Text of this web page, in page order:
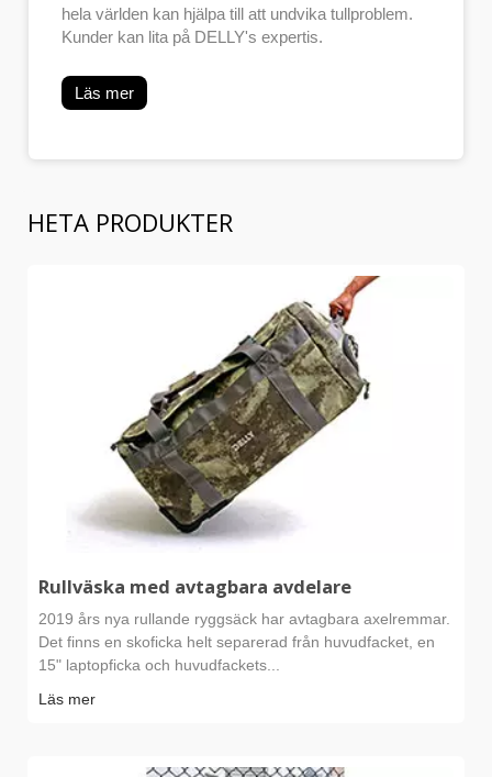
hela världen kan hjälpa till att undvika tullproblem.
Kunder kan lita på DELLY's expertis.
Läs mer
HETA PRODUKTER
Rullväska med avtagbara avdelare
2019 års nya rullande ryggsäck har avtagbara axelremmar.
Det finns en skoficka helt separerad från huvudfacket, en
15" laptopficka och huvudfackets...
Läs mer